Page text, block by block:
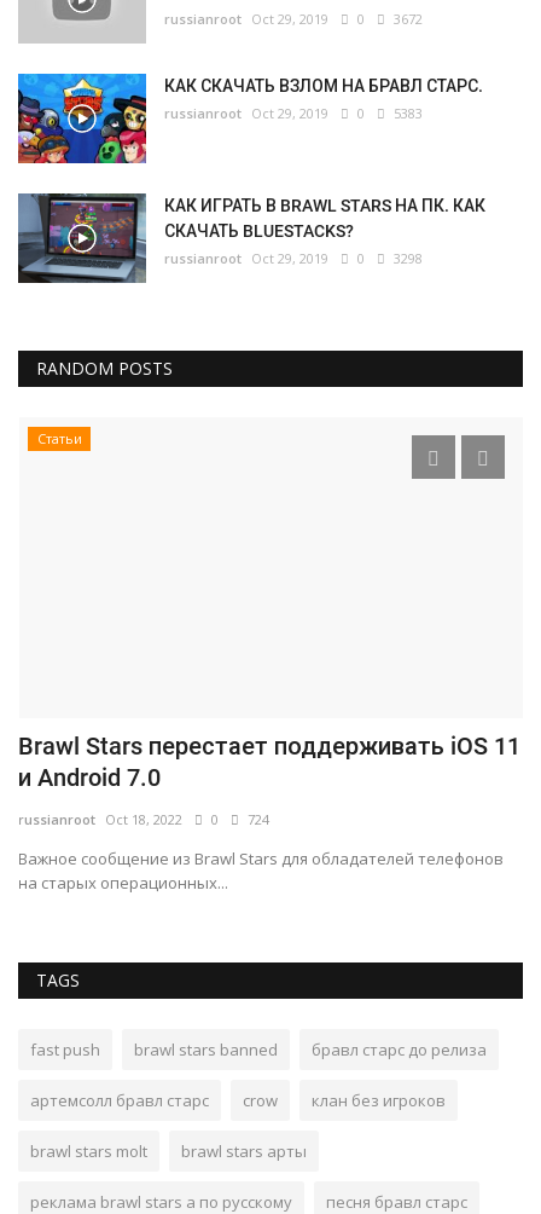
russianroot Oct 29, 2019 0 3672
КАК СКАЧАТЬ ВЗЛОМ НА БРАВЛ СТАРС.
russianroot Oct 29, 2019 0 5383
КАК ИГРАТЬ В BRAWL STARS НА ПК. КАК
СКАЧАТЬ BLUESTACKS?
russianroot Oct 29, 2019 0 3298
RANDOM POSTS
Статьи
Brawl Stars перестает поддерживать iOS 11
и Android 7.0
russianroot Oct 18, 2022 0 724
Важное сообщение из Brawl Stars для обладателей телефонов
на старых операционных...
TAGS
fast push brawl stars banned бравл старс до релиза
артемсолл бравл старс crow клан без игроков
brawl stars molt brawl stars арты
реклама brawl stars а по русскому песня бравл старс